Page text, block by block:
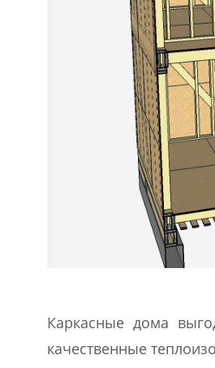
Каркасные дома
качественные